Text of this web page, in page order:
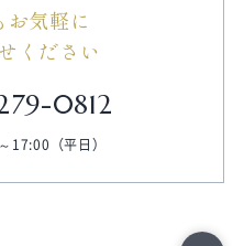
お気軽に
ください
0812
17:00（平日）